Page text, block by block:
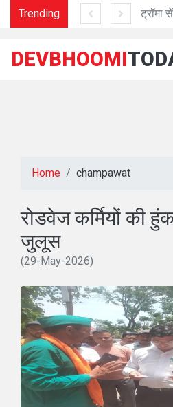
Trending ट्रॉमा
DEVBHOOMI
Home champawat
रोडवेज कर्मियों की
जुलूस
(29-May-2026)